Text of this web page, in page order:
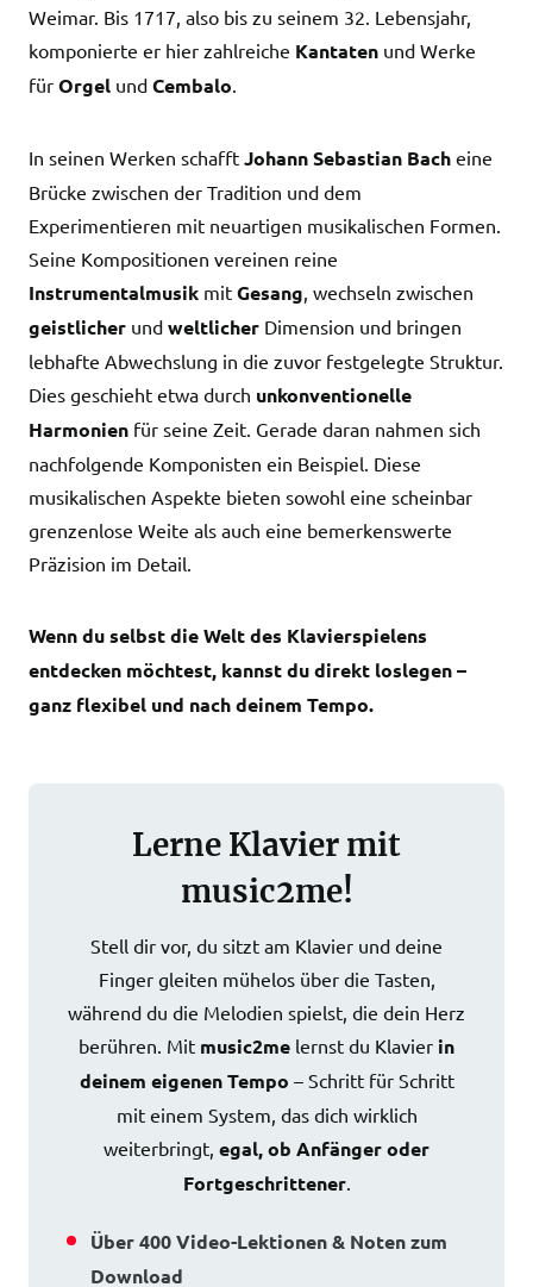
Weimar. Bis 1717, also bis zu seinem 32. Lebensjahr,
komponierte er hier zahlreiche Kantaten und Werke
für Orgel und Cembalo.
In seinen Werken schafft Johann Sebastian Bach eine
Brücke zwischen der Tradition und dem
Experimentieren mit neuartigen musikalischen Formen.
Seine Kompositionen vereinen reine
Instrumentalmusik mit Gesang, wechseln zwischen
geistlicher und weltlicher Dimension und bringen
lebhafte Abwechslung in die zuvor festgelegte Struktur.
Dies geschieht etwa durch unkonventionelle
Harmonien für seine Zeit. Gerade daran nahmen sich
nachfolgende Komponisten ein Beispiel. Diese
musikalischen Aspekte bieten sowohl eine scheinbar
grenzenlose Weite als auch eine bemerkenswerte
Präzision im Detail.
Wenn du selbst die Welt des Klavierspielens
entdecken möchtest, kannst du direkt loslegen –
ganz flexibel und nach deinem Tempo.
Lerne Klavier mit
music2me!
Stell dir vor, du sitzt am Klavier und deine
Finger gleiten mühelos über die Tasten,
während du die Melodien spielst, die dein Herz
berühren. Mit music2me lernst du Klavier in
deinem eigenen Tempo – Schritt für Schritt
mit einem System, das dich wirklich
weiterbringt, egal, ob Anfänger oder
Fortgeschrittener.
Über 400 Video-Lektionen & Noten zum
Download